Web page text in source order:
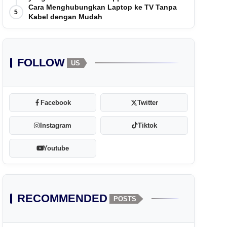
5
Cara Menghubungkan Laptop ke TV Tanpa
Kabel dengan Mudah
FOLLOW US
Facebook Twitter
Instagram Tiktok
Youtube
RECOMMENDED POSTS